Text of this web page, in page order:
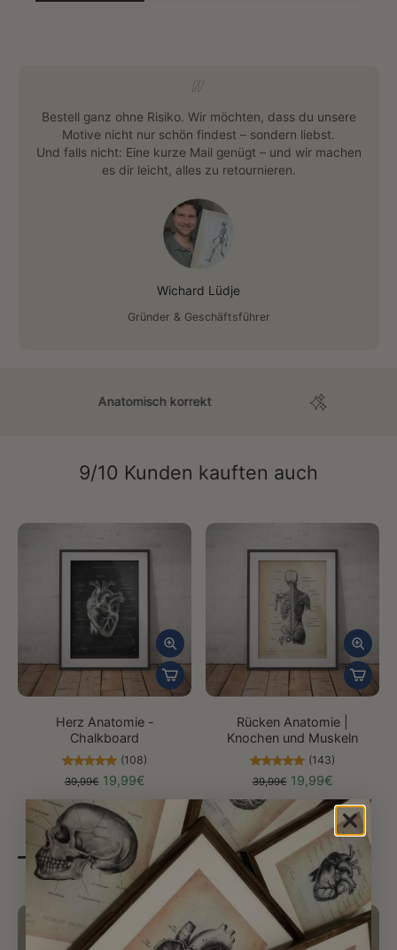
Bestell ganz ohne Risiko. Wir möchten, dass du unsere
Motive nicht nur schön findest – sondern liebst.
Und falls nicht: Eine kurze Mail genügt – und wir machen
es dir leicht, alles zu retournieren.
Wichard Lüdje
Gründer & Geschäftsführer
Anatomisch korrekt
9/10 Kunden kauften auch
Herz Anatomie -
Chalkboard
(108)
39,99€ 19,99€
Rücken Anatomie |
Knochen und Muskeln
(143)
39,99€ 19,99€